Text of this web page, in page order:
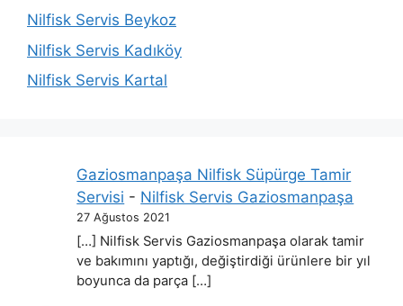
Nilfisk Servis Beykoz
Nilfisk Servis Kadıköy
Nilfisk Servis Kartal
Gaziosmanpaşa Nilfisk Süpürge Tamir
Servisi - Nilfisk Servis Gaziosmanpaşa
27 Ağustos 2021
[…] Nilfisk Servis Gaziosmanpaşa olarak tamir
ve bakımını yaptığı, değiştirdiği ürünlere bir yıl
boyunca da parça […]